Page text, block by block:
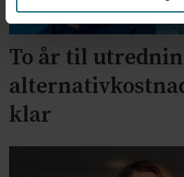
To år til
klar